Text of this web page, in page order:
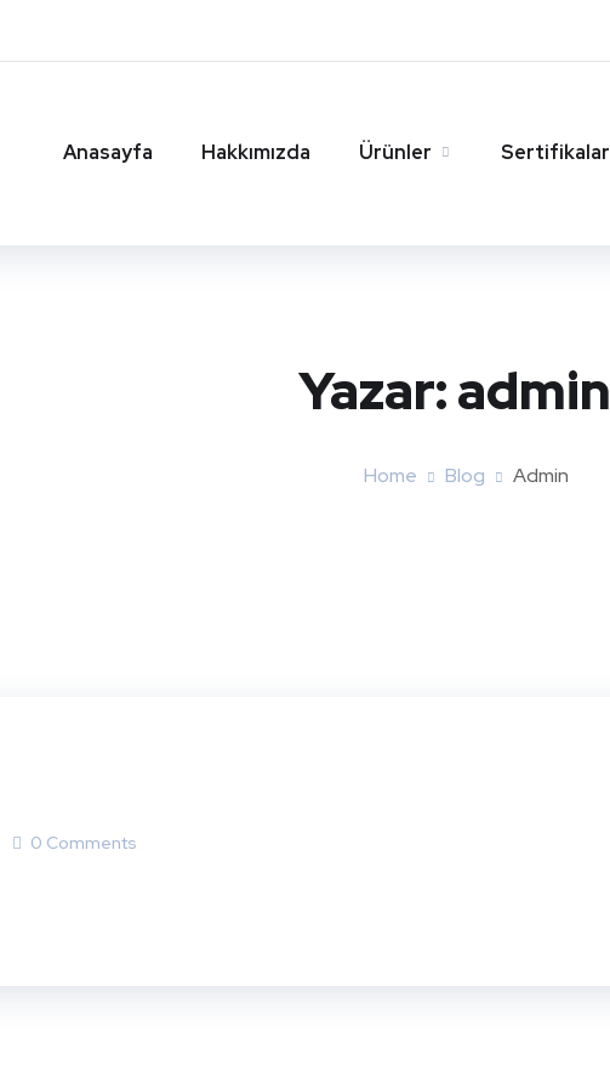
Anasayfa Hakkımızda Ürünler Sertifikalar
Yazar:admin
Home Blog Admin
0 Comments